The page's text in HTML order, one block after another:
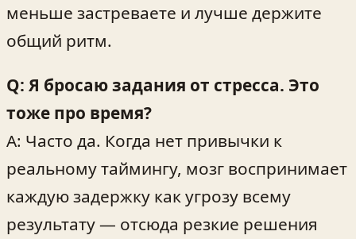
меньше застреваете и лучше держите
общий ритм.
Q: Я бросаю задания от стресса. Это
тоже про время?
A: Часто да. Когда нет привычки к
реальному таймингу, мозг воспринимает
каждую задержку как угрозу всему
результату — отсюда резкие решения